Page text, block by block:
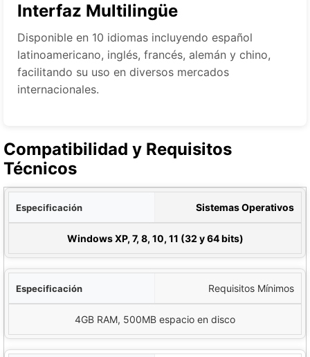
Interfaz Multilingüe
Disponible en 10 idiomas incluyendo español
latinoamericano, inglés, francés, alemán y chino,
facilitando su uso en diversos mercados
internacionales.
Compatibilidad y Requisitos
Técnicos
Sistemas Operativos
Windows XP, 7, 8, 10, 11 (32 y 64 bits)
Requisitos Mínimos
4GB RAM, 500MB espacio en disco